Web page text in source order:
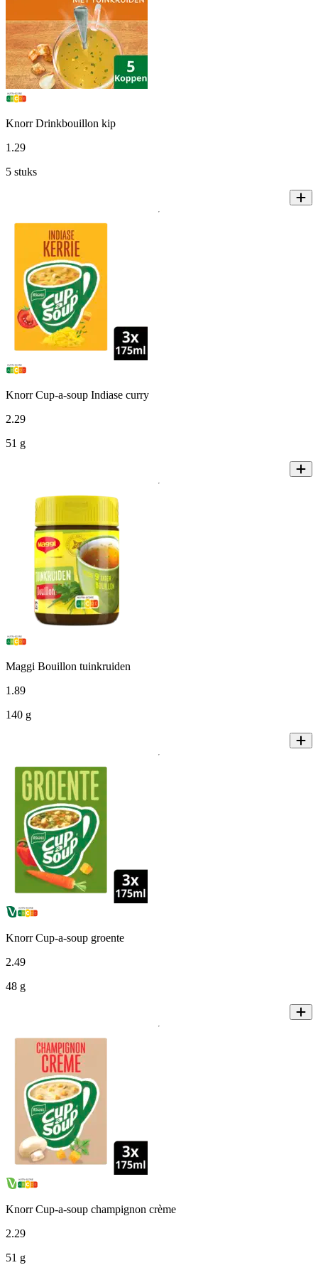
Knorr Drinkbouillon kip
1 .29
5 stuks
Knorr Cup-a-soup Indiase curry
2.29
51 g
Maggi Bouillon tuinkruiden
1 .89
140 g
Knorr Cup-a-soup groente
2.49
48 g
Knorr Cup-a-soup champignon crème
2.29
51 g